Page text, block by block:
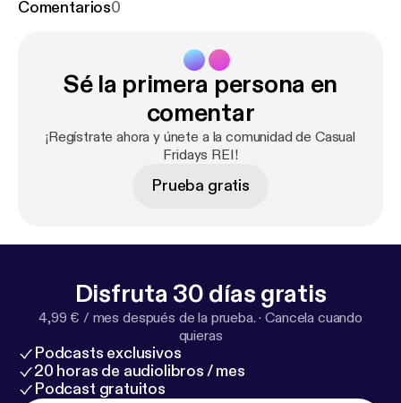
Comentarios0
Sé la primera persona en
comentar
¡Regístrate ahora y únete a la comunidad de Casual
Fridays REI!
Prueba gratis
Disfruta 30 días gratis
4,99 € / mes después de la prueba. ·Cancela cuando
quieras
Podcasts exclusivos
20 horas de audiolibros / mes
Podcast gratuitos